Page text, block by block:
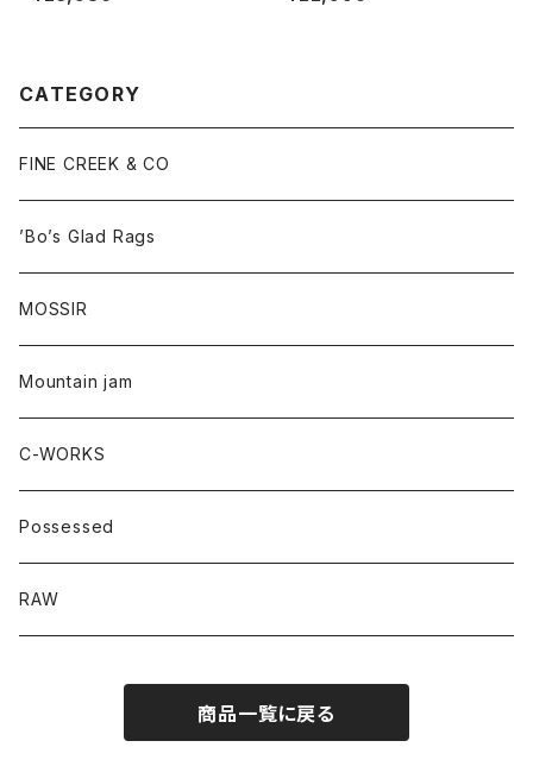
CATEGORY
FINE CREEK & CO
’Bo’s Glad Rags
MOSSIR
Mountain jam
C-WORKS
Possessed
RAW
商品一覧に戻る